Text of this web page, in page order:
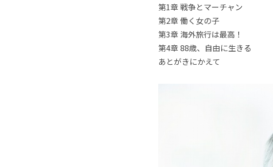
第1章 戦争とマーチャン
第2章 働く女の子
第3章 海外旅行は最高！
第4章 88歳、自由に生きる
あとがきにかえて